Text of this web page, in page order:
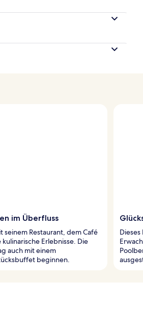
im Überfluss
seinem Restaurant, dem Café
Erlebnisse. Die
auch mit einem
beginnen.